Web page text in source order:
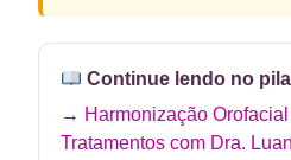
Continue lendo no
→ Harmonização
Tratamentos com Dra.